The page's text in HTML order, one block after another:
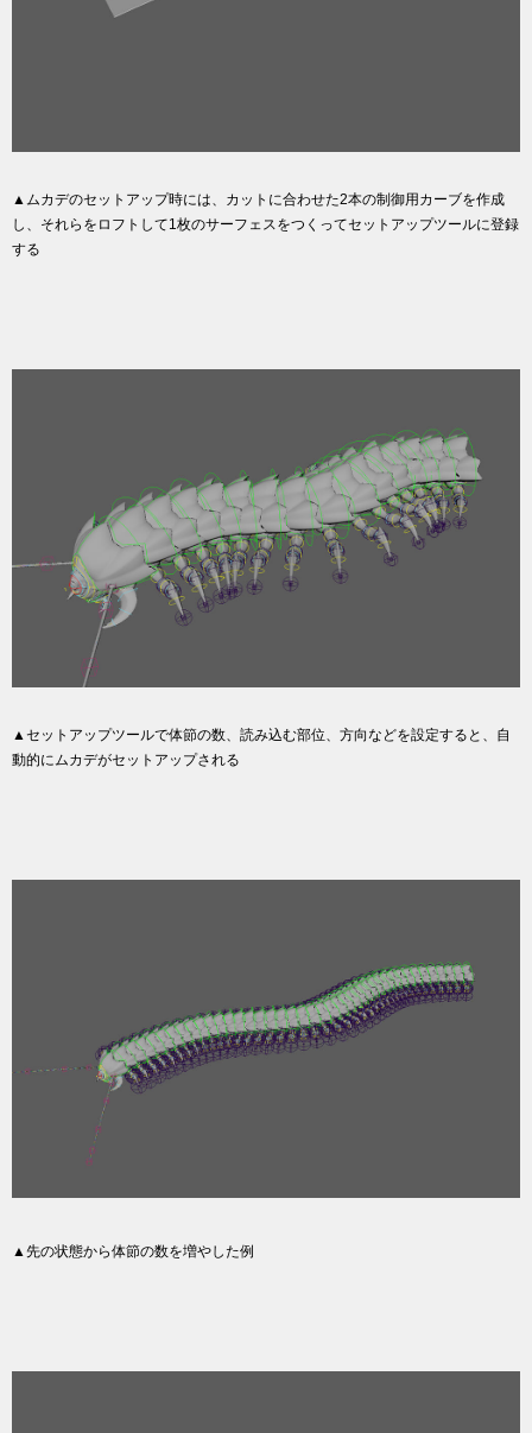
▲ムカデのセットアップ時には、カットに合わせた2本の制御用カーブを作成
し、それらをロフトして1枚のサーフェスをつくってセットアップツールに登録
する
▲セットアップツールで体節の数、読み込む部位、方向などを設定すると、自
動的にムカデがセットアップされる
▲先の状態から体節の数を増やした例